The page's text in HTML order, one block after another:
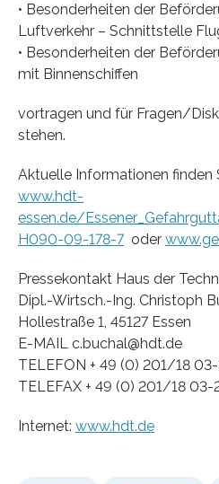
• Besonderheiten der
Luftverkehr – Schnittstelle
• Besonderheiten der
mit Binnenschiffen
vortragen und für Fragen/
stehen.
Aktuelle Informationen finden
www.hdt-
essen.de/
H090-09-178-7 oder
Pressekontakt Haus der
Dipl.-Wirtsch.-Ing. Christoph
Hollestraße 1, 45127 Essen
E-MAIL c.buchal@hdt.de
TELEFON + 49 (0) 201/18
TELEFAX + 49 (0) 201/18 03-
Internet: www.hdt.de